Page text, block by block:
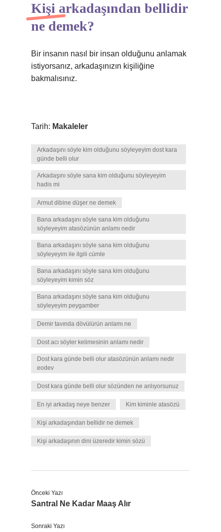
Kişi arkadaşından bellidir
ne demek?
Bir insanın nasıl bir insan olduğunu anlamak
istiyorsanız, arkadaşınızın kişiliğine
bakmalısınız.
Tarih: Makaleler
Arkadaşını söyle kim olduğunu söyleyeyim dost kara
günde belli olur
Arkadaşını söyle sana kim olduğunu söyleyeyim
hadis mi
Armut dibine düşer ne demek
Bana arkadaşını söyle sana kim olduğunu
söyleyeyim atasözünün anlamı nedir
Bana arkadaşını söyle sana kim olduğunu
söyleyeyim ile ilgili cümle
Bana arkadaşını söyle sana kim olduğunu
söyleyeyim kimin söz
Bana arkadaşını söyle sana kim olduğunu
söyleyeyim peygamber
Demir tavında dövülürün anlamı ne
Dost acı söyler kelimesinin anlamı nedir
Dost kara günde belli olur atasözünün anlamı nedir
eodev
Dost kara günde belli olur sözünden ne anlıyorsunuz
En iyi arkadaş neye benzer Kim kiminle atasözü
Kişi arkadaşından bellidir ne demek
Kişi arkadaşının dini üzeredir kimin sözü
Önceki Yazı
Santral Ne Kadar Maaş Alır
Sonraki Yazı